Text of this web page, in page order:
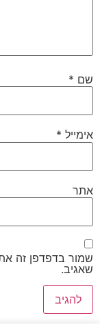
שם *
אימייל *
אתר
שמור בדפדפן זה
שאגיב.